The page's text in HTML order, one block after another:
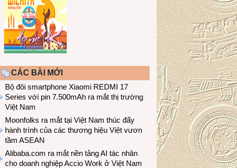
CÁC BÀI MỚI
Bộ đôi smartphone Xiaomi REDMI 17
Series với pin 7.500mAh ra mắt thị trường
Việt Nam
Moonfolks ra mắt tại Việt Nam thúc đẩy
hành trình của các thương hiệu Việt vươn
tầm ASEAN
Alibaba.com ra mắt nền tảng AI tác nhân
cho doanh nghiệp Accio Work ở Việt Nam